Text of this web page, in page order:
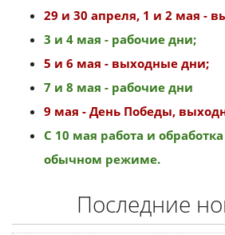
29 и 30 апреля, 1 и 2 мая -
3 и 4 мая - рабочие дни;
5 и 6 мая - выходные дни;
7 и 8 мая - рабочие дни
9 мая - День Победы,
С 10 мая работа и
обычном режиме.
Последние